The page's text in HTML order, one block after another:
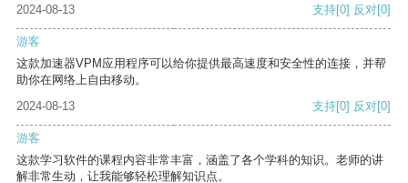
2024-08-13 支持[0] 反对[0]
游客
这款加速器VPM应用程序可以给你提供最高速度和安全性的连接，并帮
助你在网络上自由移动。
2024-08-13
支持[0] 反对[0]
游客
这款学习软件的课程内容非常丰富，涵盖了各个学科的知识。老师的讲
解非常生动，让我能够轻松理解知识点。